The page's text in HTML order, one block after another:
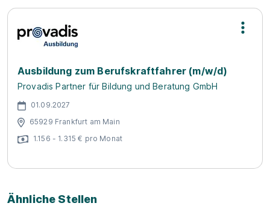
Ausbildung zum Berufskraftfahrer (m/w/d)
Provadis Partner für Bildung und Beratung GmbH
01.09.2027
65929 Frankfurt am Main
1.156 - 1.315 € pro Monat
Ähnliche Stellen